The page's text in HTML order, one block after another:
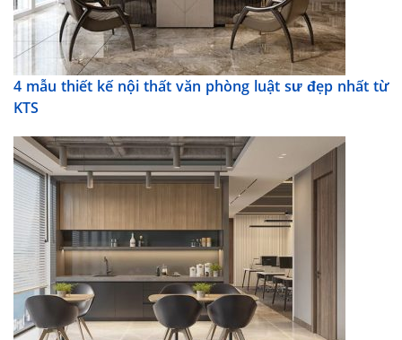
4 mẫu thiết kế nội thất văn phòng luật sư đẹp nhất từ
KTS